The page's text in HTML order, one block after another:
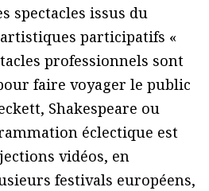
spectacles issus du
participatifs «
professionnels sont
faire voyager le public
Shakespeare ou
éclectique est
vidéos, en
festivals européens,